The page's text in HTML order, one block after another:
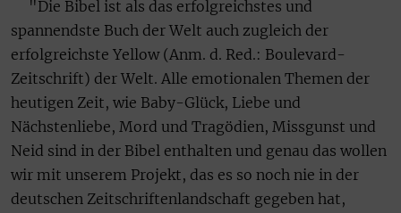
"Die Bibel ist als das erfolgreichstes und
spannendste Buch der Welt auch zugleich der
erfolgreichste Yellow (Anm. d. Red.: Boulevard-
Zeitschrift) der Welt. Alle emotionalen Themen der
heutigen Zeit, wie Baby-Glück, Liebe und
Nächstenliebe, Mord und Tragödien, Missgunst und
Neid sind in der Bibel enthalten und genau das wollen
wir mit unserem Projekt, das es so noch nie in der
deutschen Zeitschriftenlandschaft gegeben hat,